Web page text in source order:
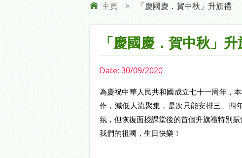
主頁 > 「慶國慶．賀中秋」升旗禮
「慶國慶．賀中秋」
Date: 30/09/2020
為慶祝中華人民共和國成立七十一周年，
作，減低人流聚集，是次只能安排三、四
氛，但恢復面授課堂後的首個升旗禮特別
我們的祖國，生日快樂！